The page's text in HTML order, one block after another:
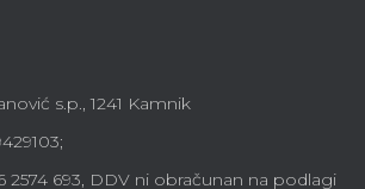
s.p., 1241 Kamnik
2574 693, DDV ni obračunan na podlagi